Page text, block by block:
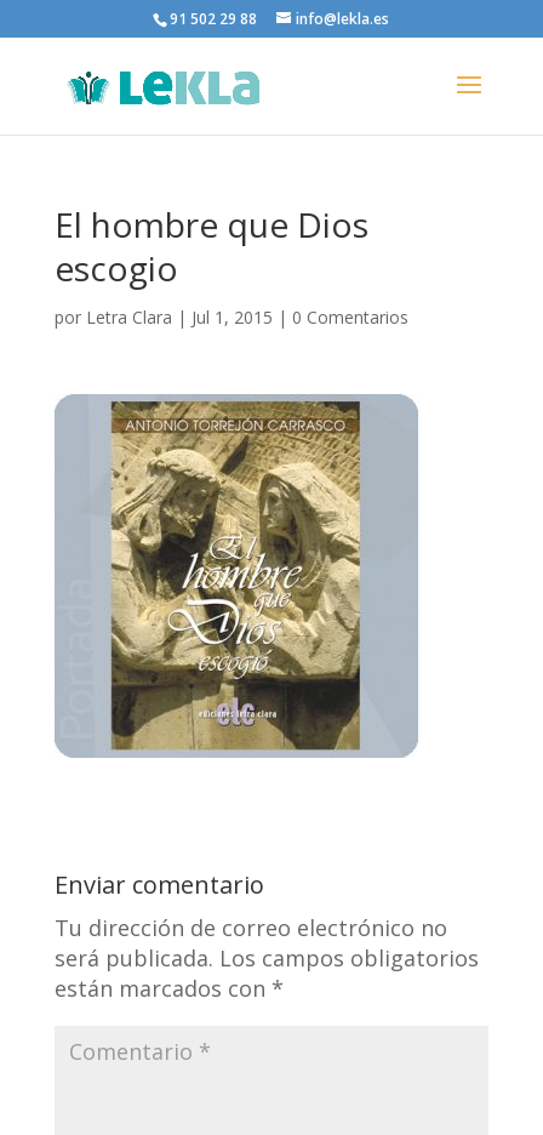
91 502 29 88 info@lekla.es
El hombre que Dios
escogio
por Letra Clara | Jul 1, 2015 | 0 Comentarios
Enviar comentario
Tu dirección de correo electrónico no
será publicada. Los campos obligatorios
están marcados con *